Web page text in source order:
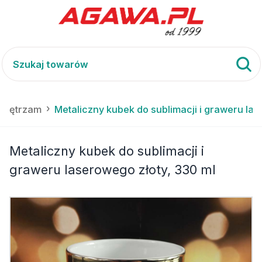
Metaliczny kubek do sublimacji i graweru
Metaliczny kubek do sublimacji i
graweru laserowego złoty, 330 ml